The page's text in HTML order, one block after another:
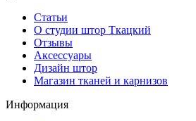
Статьи
О студии штор Ткацкий
Отзывы
Аксессуары
Дизайн штор
Магазин тканей и карнизов
Информация